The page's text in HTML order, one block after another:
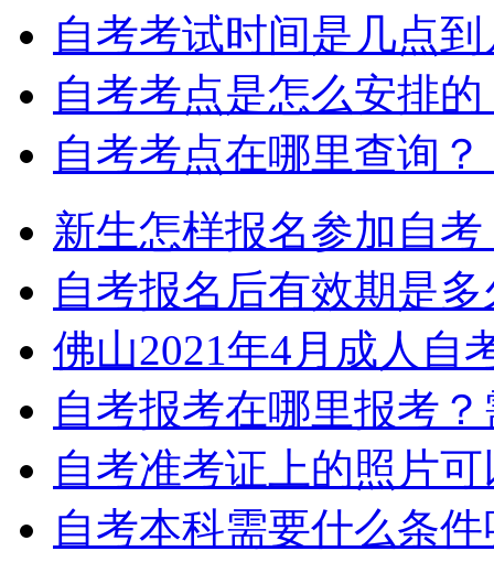
自考考试时间是几点
自考考点是怎么安排的
自考考点在哪里查询？
新生怎样报名参加自
自考报名后有效期是
佛山2021年4月成人自
自考报考在哪里报考
自考准考证上的照片
自考本科需要什么条